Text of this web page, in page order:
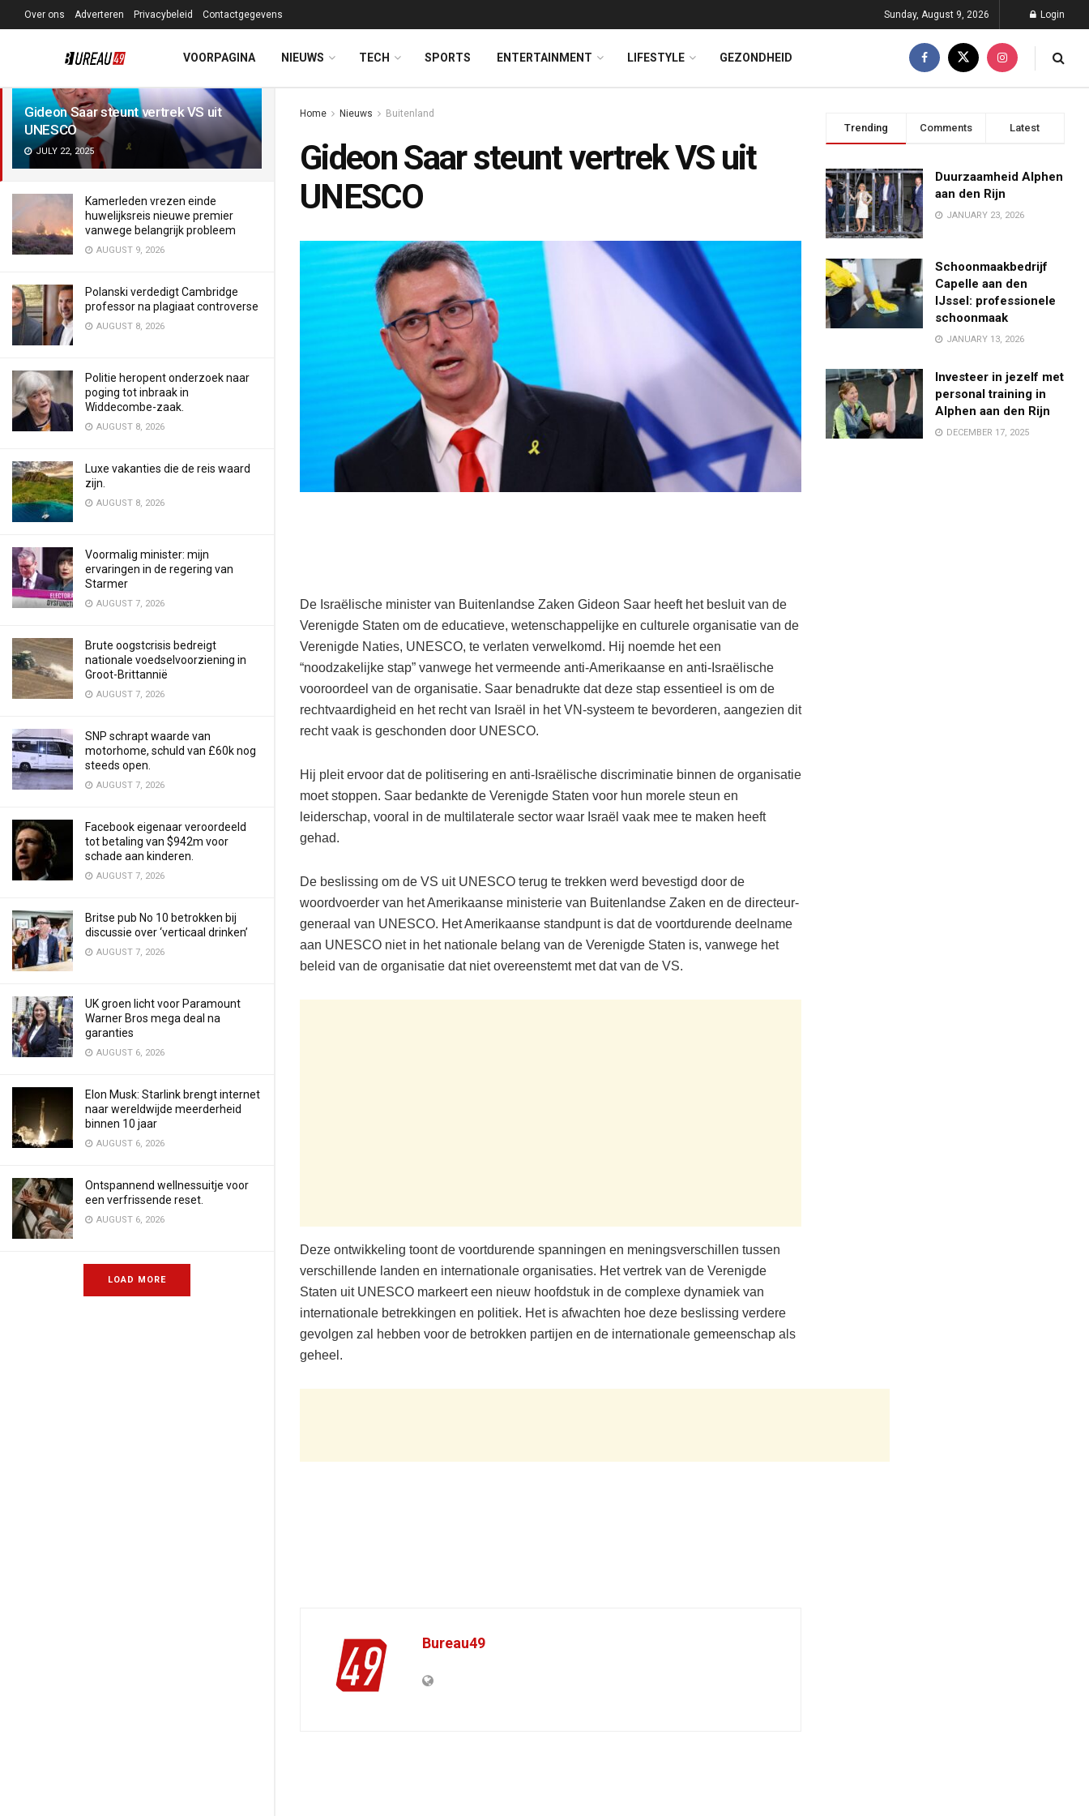
LATEST TRENDING Filter
Gideon Saar steunt vertrek VS uit
UNESCO
JULY 22, 2025
Kamerleden vrezen einde
huwelijksreis nieuwe premier
vanwege belangrijk probleem
AUGUST 9, 2026
Polanski verdedigt Cambridge
professor na plagiaat controverse
AUGUST 8, 2026
Politie heropent onderzoek naar
poging tot inbraak in
Widdecombe-zaak.
AUGUST 8, 2026
Luxe vakanties die de reis waard
zijn.
AUGUST 8, 2026
Voormalig minister: mijn
ervaringen in de regering van
Starmer
AUGUST 7, 2026
Brute oogstcrisis bedreigt
nationale voedselvoorziening in
Groot-Brittannië
AUGUST 7, 2026
SNP schrapt waarde van
motorhome, schuld van £60k nog
steeds open.
AUGUST 7, 2026
Facebook eigenaar veroordeeld
tot betaling van $942m voor
schade aan kinderen.
AUGUST 7, 2026
Britse pub No 10 betrokken bij
discussie over ‘verticaal drinken’
AUGUST 7, 2026
UK groen licht voor Paramount
Warner Bros mega deal na
garanties
AUGUST 6, 2026
Elon Musk: Starlink brengt internet
naar wereldwijde meerderheid
binnen 10 jaar
AUGUST 6, 2026
Ontspannend wellnessuitje voor
een verfrissende reset.
AUGUST 6, 2026
LOAD MORE
Over ons Adverteren Privacybeleid Contactgegevens Sunday, August 9, 2026 Login
VOORPAGINA NIEUWS TECH SPORTS ENTERTAINMENT LIFESTYLE GEZONDHEID
Home Nieuws Buitenland
Gideon Saar steunt vertrek VS uit
UNESCO
De Israëlische minister van Buitenlandse Zaken Gideon Saar heeft het besluit van de
Verenigde Staten om de educatieve, wetenschappelijke en culturele organisatie van de
Verenigde Naties, UNESCO, te verlaten verwelkomd. Hij noemde het een
“noodzakelijke stap” vanwege het vermeende anti-Amerikaanse en anti-Israëlische
vooroordeel van de organisatie. Saar benadrukte dat deze stap essentieel is om de
rechtvaardigheid en het recht van Israël in het VN-systeem te bevorderen, aangezien dit
recht vaak is geschonden door UNESCO.
Hij pleit ervoor dat de politisering en anti-Israëlische discriminatie binnen de organisatie
moet stoppen. Saar bedankte de Verenigde Staten voor hun morele steun en
leiderschap, vooral in de multilaterale sector waar Israël vaak mee te maken heeft
gehad.
De beslissing om de VS uit UNESCO terug te trekken werd bevestigd door de
woordvoerder van het Amerikaanse ministerie van Buitenlandse Zaken en de directeur-
generaal van UNESCO. Het Amerikaanse standpunt is dat de voortdurende deelname
aan UNESCO niet in het nationale belang van de Verenigde Staten is, vanwege het
beleid van de organisatie dat niet overeenstemt met dat van de VS.
Deze ontwikkeling toont de voortdurende spanningen en meningsverschillen tussen
verschillende landen en internationale organisaties. Het vertrek van de Verenigde
Staten uit UNESCO markeert een nieuw hoofdstuk in de complexe dynamiek van
internationale betrekkingen en politiek. Het is afwachten hoe deze beslissing verdere
gevolgen zal hebben voor de betrokken partijen en de internationale gemeenschap als
geheel.
Bureau49
Trending Comments Latest
Duurzaamheid Alphen
aan den Rijn
JANUARY 23, 2026
Schoonmaakbedrijf
Capelle aan den
IJssel: professionele
schoonmaak
JANUARY 13, 2026
Investeer in jezelf met
personal training in
Alphen aan den Rijn
DECEMBER 17, 2025